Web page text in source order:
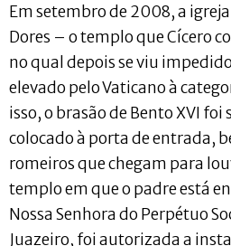
Em setembro de 2008, a
Dores – o templo que Cícero
no qual depois se viu
elevado pelo Vaticano à
isso, o brasão de Bento XVI
colocado à porta de entrada,
romeiros que chegam para
templo em que o padre está
Nossa Senhora do Perpétuo
Juazeiro, foi autorizada a